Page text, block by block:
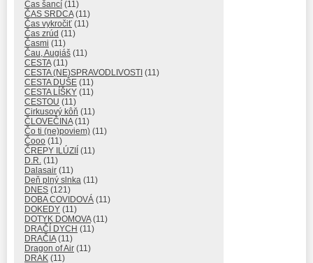
Čas šancí (11)
ČAS SRDCA(11)
Čas vykročiť (11)
Čas zrúd (11)
Časmi (11)
Čau, Augiáš (11)
CESTA(11)
CESTA (NE)SPRAVODLIVOSTI (11)
CESTA DUŠE (11)
CESTA LÍŠKY (11)
CESTOU (11)
Cirkusový kôň (11)
ČLOVEČINA(11)
Čo ti (ne)poviem) (11)
Čooo (11)
ČREPY ILÚZIÍ (11)
D.R. (11)
Dalasair (11)
Deň plný slnka (11)
DNES (121)
DOBA COVIDOVÁ (11)
DOKEDY (11)
DOTYK DOMOVA(11)
DRAČÍ DYCH (11)
DRAČIA(11)
Dragon of Air (11)
DRAK (11)